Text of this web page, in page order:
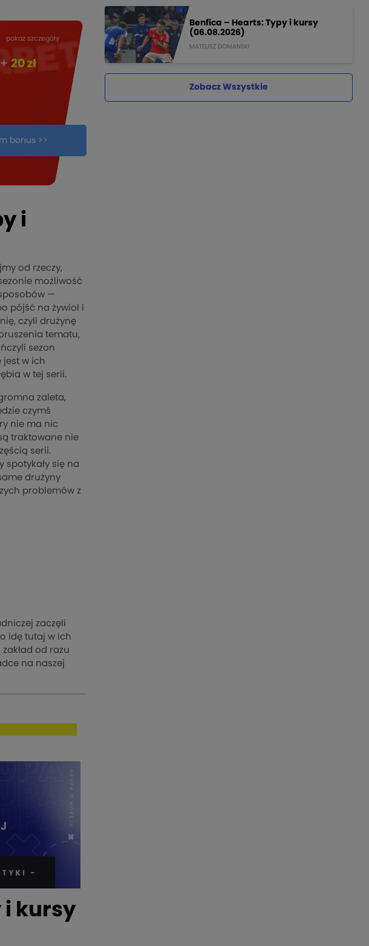
+20 zł
bonus >>
pokaż szczegóły
i
od rzeczy,
możliwość
—
pójść na żywioł i
czyli drużynę
tematu,
sezon
jest w ich
w tej serii.
zaleta,
czymś
nie ma nic
traktowane nie
serii.
spotykały się na
drużyny
problemów z
zaczęli
idę tutaj w ich
od razu
na naszej
i kursy
Benfica – Hearts: Typy i kursy
(06.08.2026)
MATEUSZ DOMANSKI
Zobacz Wszystkie